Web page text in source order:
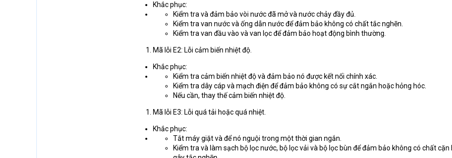
Khắc phục:
Kiểm tra và đảm bảo vòi nước đã mở và nước chảy đầy đủ.
Kiểm tra van nước và ống dẫn nước để đảm bảo không có chất tắc nghẽn.
Kiểm tra van đầu vào và van lọc để đảm bảo hoạt động bình thường.
Mã lỗi E2: Lỗi cảm biến nhiệt độ.
Khắc phục:
Kiểm tra cảm biến nhiệt độ và đảm bảo nó được kết nối chính xác.
Kiểm tra dây cáp và mạch điện để đảm bảo không có sự cắt ngắn hoặc hỏng hóc.
Nếu cần, thay thế cảm biến nhiệt độ.
Mã lỗi E3: Lỗi quá tải hoặc quá nhiệt.
Khắc phục:
Tắt máy giặt và để nó nguội trong một thời gian ngắn.
Kiểm tra và làm sạch bộ lọc nước, bộ lọc vải và bộ lọc bùn để đảm bảo không có chất cặn